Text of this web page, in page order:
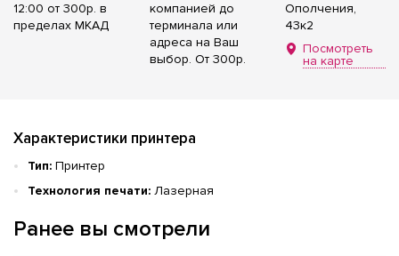
12:00 от 300р. в
пределах МКАД
компанией до
терминала или
адреса на Ваш
выбор. От 300р.
Ополчения,
43к2
Посмотреть
на карте
Характеристики принтера
Тип: Принтер
Технология печати: Лазерная
Ранее вы смотрели